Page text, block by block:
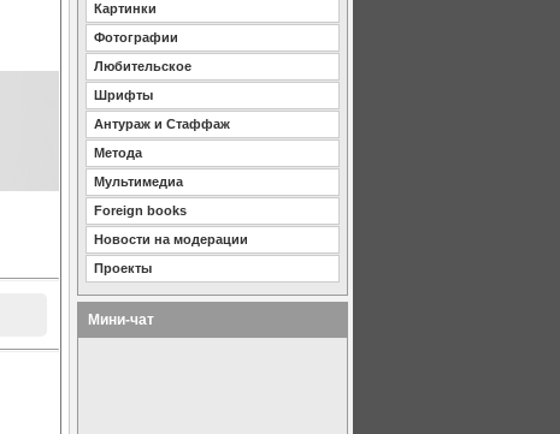
Картинки
Фотографии
Любительское
Шрифты
Антураж и Стаффаж
Метода
Мультимедиа
Foreign books
Новости на модерации
Проекты
Мини-чат